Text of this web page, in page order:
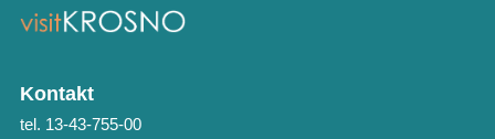
Kontakt
tel. 13-43-755-00